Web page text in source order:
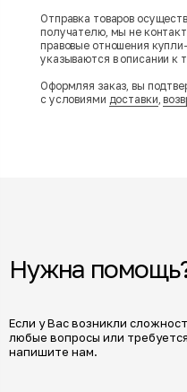
Отправка товаров
получателю, мы не
правовые отношения
указываются в описании к
Оформляя заказ, вы
с условиями доставки,
Нужна
Если у Вас возникли
любые вопросы или
напишите нам.